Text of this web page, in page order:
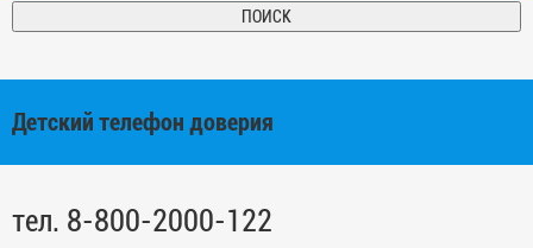
Детский телефон доверия
тел. 8-800-2000-122